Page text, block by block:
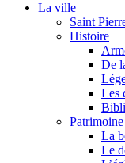
La ville
Saint
Histoire
De
Les
La
Le